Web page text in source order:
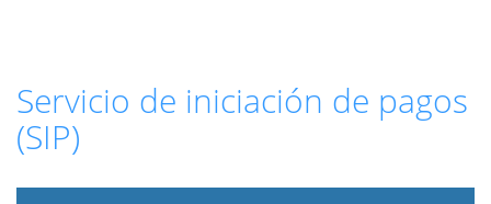
Servicio de iniciación de pagos
(SIP)